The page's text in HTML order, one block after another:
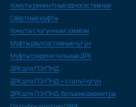
Хомуты ремонтные односоставные
Свёртные муфты
Хомуты с чугунным замком
Муфты двухсоставные чугун
Муфты соединительные ДРК
ДРК для ПЭ/ПНД
ДРК для ПЭ/ПНД — сталь/чугун
ДРК для ПЭ/ПНД, большие диаметры